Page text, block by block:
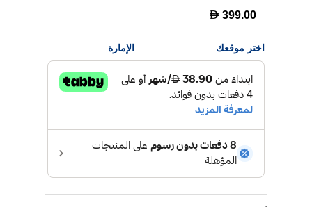
D 399.00
اختر موقعك الإمارة